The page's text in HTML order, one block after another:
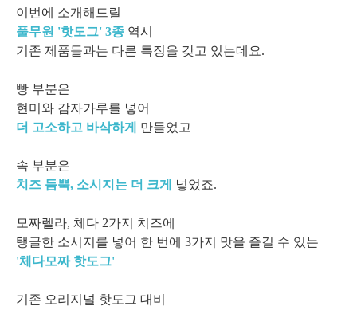
이번에 소개해드릴
풀무원 '핫도그' 3종 역시
기존 제품들과는 다른 특징을 갖고 있는데요.
빵 부분은
현미와 감자가루를 넣어
더 고소하고 바삭하게
만들었고
속 부분은
치즈 듬뿍, 소시지는 더 크게
넣었죠.
모짜렐라, 체다 2가지 치즈에
탱글한 소시지를 넣어 한 번에 3가지 맛을 즐길 수 있는
'체다모짜 핫도그'
기존 오리지널 핫도그 대비